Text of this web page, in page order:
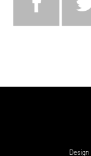
Design